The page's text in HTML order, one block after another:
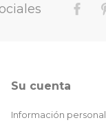
Su cuenta
Información personal